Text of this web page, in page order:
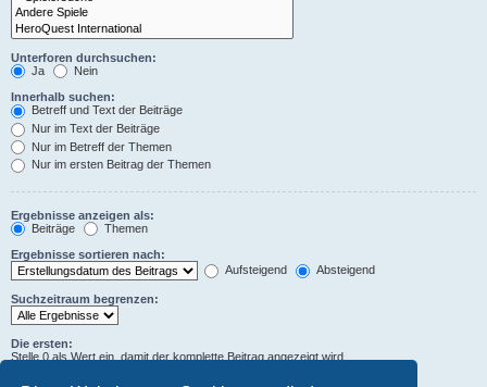
Unterforen durchsuchen:
Ja
Nein
Innerhalb suchen:
Betreff und Text der Beiträge
Nur im Text der Beiträge
Nur im Betreff der Themen
Nur im ersten Beitrag der Themen
Ergebnisse anzeigen als:
Beiträge
Themen
Ergebnisse sortieren nach:
Aufsteigend
Absteigend
Suchzeitraum begrenzen:
Die ersten:
Stelle 0 als Wert ein, damit der komplette Beitrag angezeigt wird.